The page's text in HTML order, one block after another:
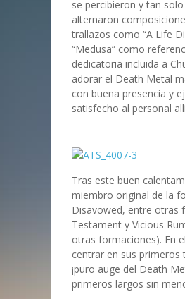
se percibieron y tan
alternaron
trallazos como “A Life
“Medusa” como
dedicatoria incluida a
adorar el Death Metal
con buena presencia y
satisfecho al personal
Tras este buen
miembro original de la
Disavowed, entre otras
Testament y Vicious
otras formaciones). En
centrar en sus
¡puro auge del Death
primeros largos sin